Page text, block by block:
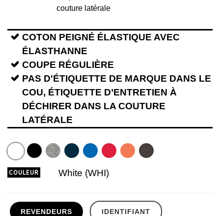
couture latérale
COTON PEIGNÉ ÉLASTIQUE AVEC
ÉLASTHANNE
COUPE RÉGULIÈRE
PAS D'ÉTIQUETTE DE MARQUE DANS LE
COU, ÉTIQUETTE D’ENTRETIEN À
DÉCHIRER DANS LA COUTURE
LATÉRALE
COULEUR White (WHI)
REVENDEURS IDENTIFIANT